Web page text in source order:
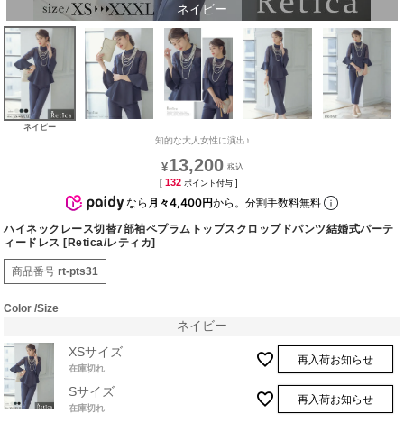
ネイビー
ネイビー
知的な大人女性に演出♪
¥13,200
[ 132 ポイント付与 ]
なら 月々4,400円から。分割手数料無料
ハイネックレース切替7部袖ペプラムトップスクロップドパンツ結婚式パーテ
ィードレス [Retica/レティカ]
商品番号 rt-pts31
Color Size
ネイビー
XSサイズ
在庫切れ
再入荷お知らせ
Sサイズ
在庫切れ
再入荷お知らせ